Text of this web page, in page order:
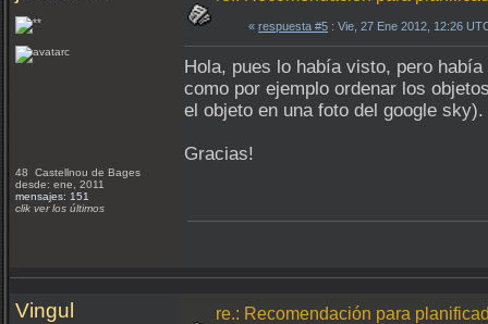
48 Castellnou de Bages
desde: ene, 2011
mensajes: 151
clik ver los últimos
« respuesta #5 : Vie, 27 Ene 2012, 12:26
Hola, pues lo había visto, pero
como por ejemplo ordenar los
el objeto en una foto del google
Gracias!
Vingul re.: Recomendación para